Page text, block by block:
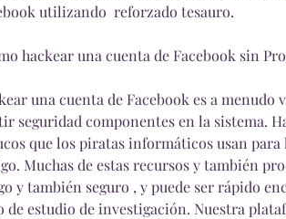
utilizando  reforzado tesauro.
hackear una cuenta de Facebook sin
una cuenta de Facebook es a
seguridad componentes en la sistema.
que los piratas informáticos usan para
Muchas de estas recursos y también
y también seguro , y puede ser rápido
de estudio de investigación. Nuestra